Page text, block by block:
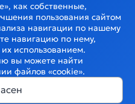
как собственные,
пользования сайтом
навигации по нашему
навигацию по нему,
использованием.
вы можете найти
файлов «cookie».